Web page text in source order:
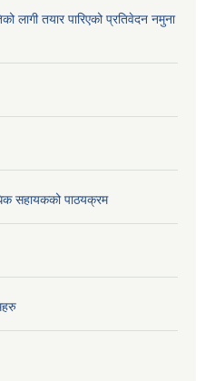
लागी तयार पारिएको प्रतिवेदन नमुना
सहायकको पाठयक्रम